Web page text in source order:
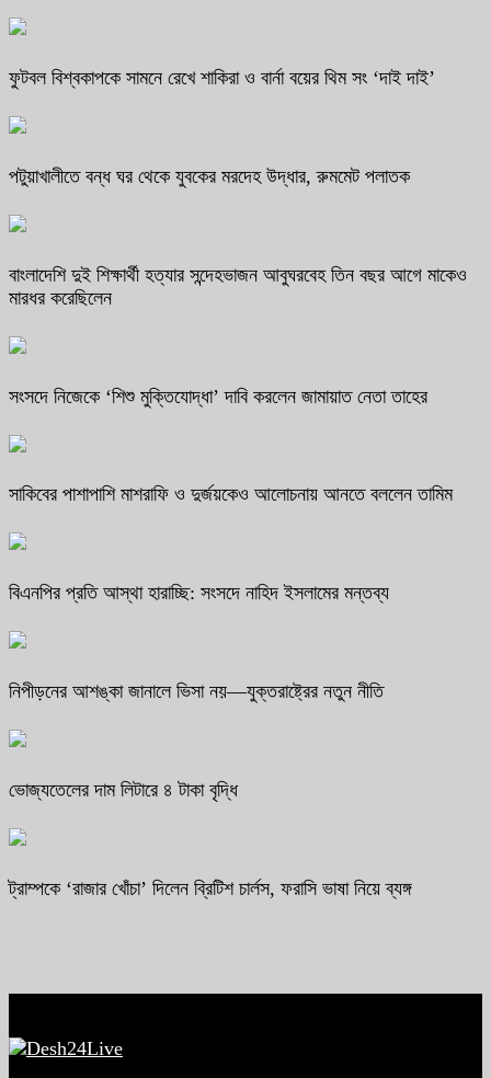
ফুটবল বিশ্বকাপকে সামনে রেখে শাকিরা ও বার্না বয়ের থিম সং ‘দাই দাই’
পটুয়াখালীতে বন্ধ ঘর থেকে যুবকের মরদেহ উদ্ধার, রুমমেট পলাতক
বাংলাদেশি দুই শিক্ষার্থী হত্যার সন্দেহভাজন আবুঘরবেহ তিন বছর আগে মাকেও
মারধর করেছিলেন
সংসদে নিজেকে ‘শিশু মুক্তিযোদ্ধা’ দাবি করলেন জামায়াত নেতা তাহের
সাকিবের পাশাপাশি মাশরাফি ও দুর্জয়কেও আলোচনায় আনতে বললেন তামিম
বিএনপির প্রতি আস্থা হারাচ্ছি: সংসদে নাহিদ ইসলামের মন্তব্য
নিপীড়নের আশঙ্কা জানালে ভিসা নয়—যুক্তরাষ্ট্রের নতুন নীতি
ভোজ্যতেলের দাম লিটারে ৪ টাকা বৃদ্ধি
ট্রাম্পকে ‘রাজার খোঁচা’ দিলেন ব্রিটিশ চার্লস, ফরাসি ভাষা নিয়ে ব্যঙ্গ